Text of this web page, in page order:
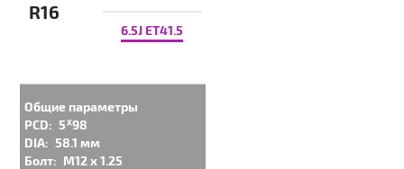
R16
6.5J ET41.5
Общие параметры
PCD: 5ᕁ98
DIA: 58.1 мм
Болт: M12 x 1.25